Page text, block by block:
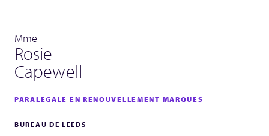
Mme
Rosie
Capewell
PARALEGALE EN RENOUVELLEMENT MARQUES
BUREAU DE LEEDS